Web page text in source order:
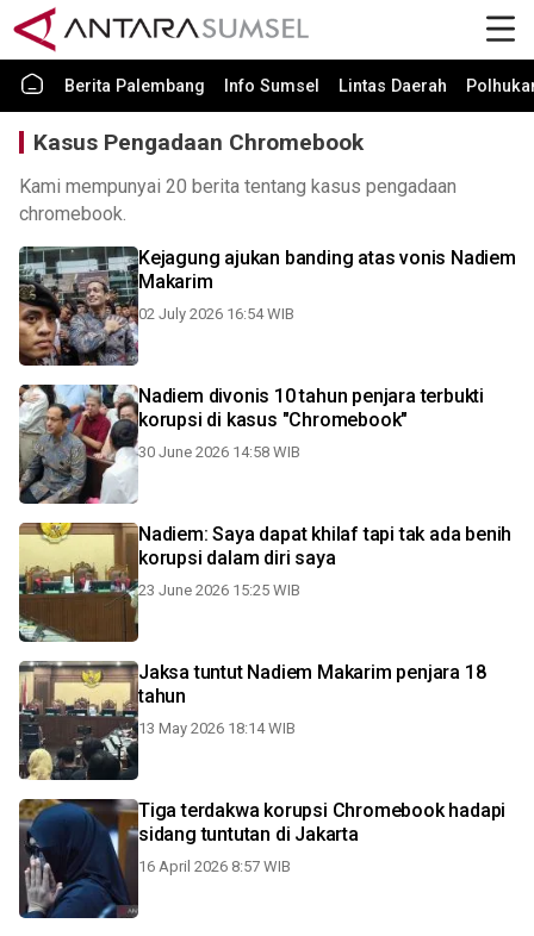
Berita Palembang Info Sumsel Lintas Daerah
Kasus Pengadaan Chromebook
Kami mempunyai 20 berita tentang kasus pengadaan
chromebook.
Kejagung ajukan banding atas vonis Nadiem
Makarim
02 July 2026 16:54 WIB
Nadiem divonis 10 tahun penjara terbukti
korupsi di kasus "Chromebook"
30 June 2026 14:58 WIB
Nadiem: Saya dapat khilaf tapi tak ada benih
korupsi dalam diri saya
23 June 2026 15:25 WIB
Jaksa tuntut Nadiem Makarim penjara 18
tahun
13 May 2026 18:14 WIB
Tiga terdakwa korupsi Chromebook hadapi
sidang tuntutan di Jakarta
16 April 2026 8:57 WIB